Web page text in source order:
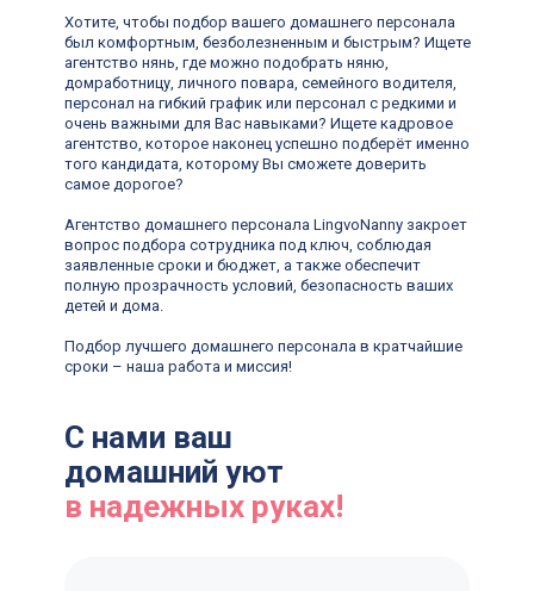
Хотите, чтобы подбор вашего домашнего персонала
был комфортным, безболезненным и быстрым? Ищете
агентство нянь, где можно подобрать няню,
домработницу, личного повара, семейного водителя,
персонал на гибкий график или персонал с редкими и
очень важными для Вас навыками? Ищете кадровое
агентство, которое наконец успешно подберёт именно
того кандидата, которому Вы сможете доверить
самое дорогое?
Агентство домашнего персонала LingvoNanny закроет
вопрос подбора сотрудника под ключ, соблюдая
заявленные сроки и бюджет, а также обеспечит
полную прозрачность условий, безопасность ваших
детей и дома.
Подбор лучшего домашнего персонала в кратчайшие
сроки – наша работа и миссия!
С нами ваш
домашний уют
в надежных руках!
Домработницы, горничные,
помощницы по дому, VIP-
гардеробщицы, экономки
Домработницы, горничные,
помощницы по дому, VIP-
гардеробщицы, экономки
Няни и домашний
персонал за границу
(ОАЭ, Европа, США,
Азия и др.)
Няни и домашний
персонал за границу
(ОАЭ, Европа, США,
Азия и др.)
Личные семейные
водители, водители-
телохранители
Личные семейные
водители, водители-
телохранители
Помощники по
хозяйству, садовники
Помощники по
хозяйству, садовники
Сиделки для
Сиделки для
Няни и гувернантки
со знанием английского
Няни и гувернантки
со знанием английского
Семейные пары
в загородный дом
Семейные пары
в загородный дом
Управляющие в частный
дом, дворецкие
Управляющие в частный
дом, дворецкие
Бизнес ассистенты,
личные помощники
Бизнес ассистенты,
личные помощники
Личные повара в
семью с проживанием и
Личные повара в
семью с проживанием и
Русские няни, гувернантки,
репетиторы
Русские няни, гувернантки,
репетиторы
Наш Telegram - канал с вакансиями
Политика конфиденциальности
Согласие на обработку персональных данных
Согласие на рекламную и информационную рассылку